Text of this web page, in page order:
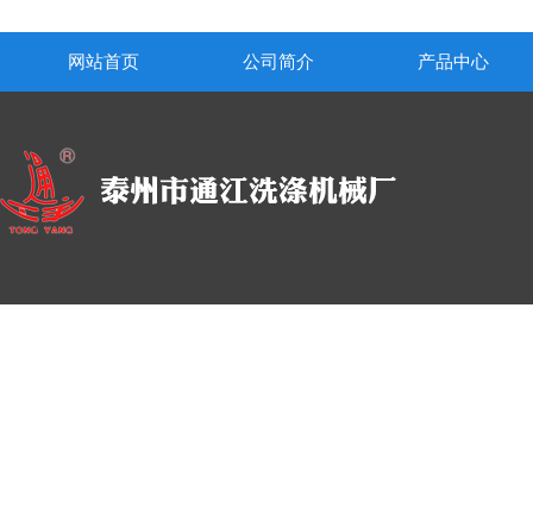
网站首页 公司简介 产品中心